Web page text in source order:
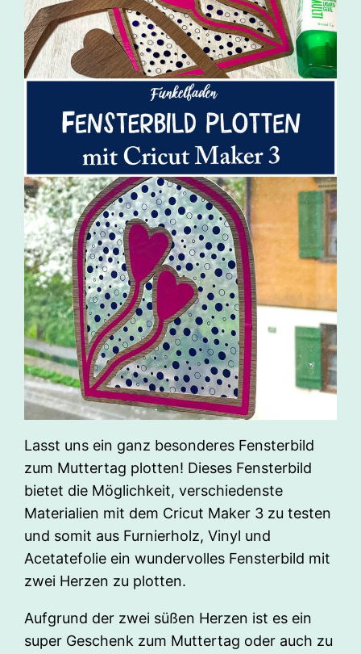
Lasst uns ein ganz besonderes Fensterbild
zum Muttertag plotten! Dieses Fensterbild
bietet die Möglichkeit, verschiedenste
Materialien mit dem Cricut Maker 3 zu testen
und somit aus Furnierholz, Vinyl und
Acetatefolie ein wundervolles Fensterbild mit
zwei Herzen zu plotten.
Aufgrund der zwei süßen Herzen ist es ein
super Geschenk zum Muttertag oder auch zu